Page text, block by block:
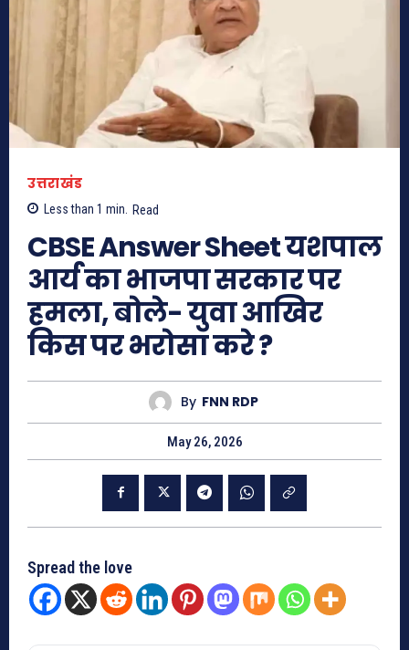
उत्तराखंड
Less than 1 min. Read
CBSE Answer Sheet यशपाल
आर्य का भाजपा सरकार पर
हमला, बोले- युवा आखिर
किस पर भरोसा करे ?
By FNN RDP
May 26, 2026
Spread the love